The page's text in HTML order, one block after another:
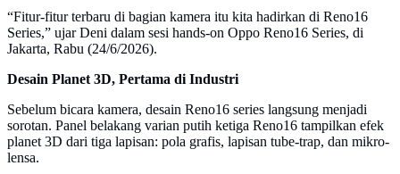
“Fitur-fitur terbaru di bagian kamera itu kita hadirkan di Reno16
Series,” ujar Deni dalam sesi hands-on Oppo Reno16 Series, di
Jakarta, Rabu (24/6/2026).
Desain Planet 3D, Pertama di Industri
Sebelum bicara kamera, desain Reno16 series langsung menjadi
sorotan. Panel belakang varian putih ketiga Reno16 tampilkan efek
planet 3D dari tiga lapisan: pola grafis, lapisan tube-trap, dan mikro-
lensa.